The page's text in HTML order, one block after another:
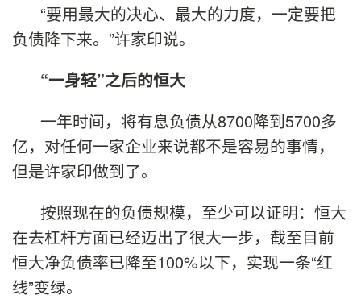
“要用最大的决心、最大的力度，一定要把
负债降下来。”许家印说。
“一身轻”之后的恒大
一年时间，将有息负债从8700降到5700多
亿，对任何一家企业来说都不是容易的事情，
但是许家印做到了。
按照现在的负债规模，至少可以证明：恒大
在去杠杆方面已经迈出了很大一步，截至目前
恒大净负债率已降至100%以下，实现一条“红
线”变绿。